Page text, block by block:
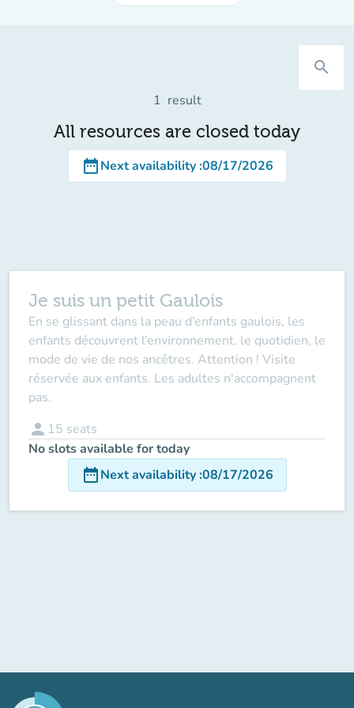
search
1 result
All resources are closed today
date_rangeNext availability:08/17/2026
Je suis un petit Gaulois
En se glissant dans la peau d’enfants gaulois, les
enfants découvrent l’environnement, le quotidien, le
mode de vie de nos ancêtres. Attention ! Visite
réservée aux enfants. Les adultes n'accompagnent
pas.
person 15 seats
No slots available for today
date_rangeNext availability:08/17/2026